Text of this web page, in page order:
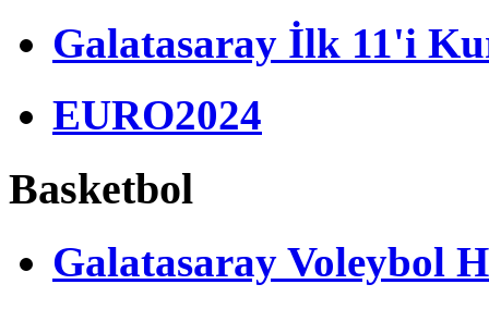
Galatasaray İlk 11'i
EURO2024
Basketbol
Galatasaray Voleybol